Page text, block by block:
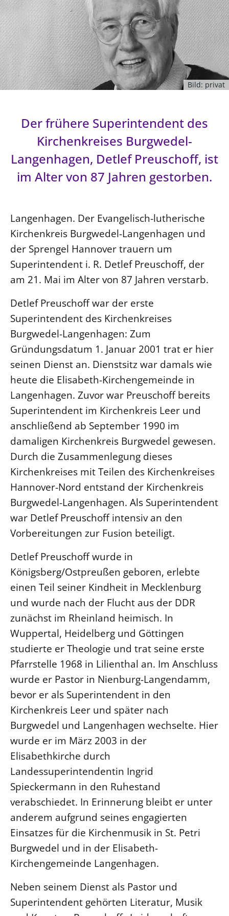
Bild: privat
Der frühere Superintendent des
Kirchenkreises Burgwedel-
Langenhagen, Detlef Preuschoff, ist
im Alter von 87 Jahren gestorben.
Langenhagen. Der Evangelisch-lutherische
Kirchenkreis Burgwedel-Langenhagen und
der Sprengel Hannover trauern um
Superintendent i. R. Detlef Preuschoff, der
am 21. Mai im Alter von 87 Jahren verstarb.
Detlef Preuschoff war der erste
Superintendent des Kirchenkreises
Burgwedel-Langenhagen: Zum
Gründungsdatum 1. Januar 2001 trat er hier
seinen Dienst an. Dienstsitz war damals wie
heute die Elisabeth-Kirchengemeinde in
Langenhagen. Zuvor war Preuschoff bereits
Superintendent im Kirchenkreis Leer und
anschließend ab September 1990 im
damaligen Kirchenkreis Burgwedel gewesen.
Durch die Zusammenlegung dieses
Kirchenkreises mit Teilen des Kirchenkreises
Hannover-Nord entstand der Kirchenkreis
Burgwedel-Langenhagen. Als Superintendent
war Detlef Preuschoff intensiv an den
Vorbereitungen zur Fusion beteiligt.
Detlef Preuschoff wurde in
Königsberg/Ostpreußen geboren, erlebte
einen Teil seiner Kindheit in Mecklenburg
und wurde nach der Flucht aus der DDR
zunächst im Rheinland heimisch. In
Wuppertal, Heidelberg und Göttingen
studierte er Theologie und trat seine erste
Pfarrstelle 1968 in Lilienthal an. Im Anschluss
wurde er Pastor in Nienburg-Langendamm,
bevor er als Superintendent in den
Kirchenkreis Leer und später nach
Burgwedel und Langenhagen wechselte. Hier
wurde er im März 2003 in der
Elisabethkirche durch
Landessuperintendentin Ingrid
Spieckermann in den Ruhestand
verabschiedet. In Erinnerung bleibt er unter
anderem aufgrund seines engagierten
Einsatzes für die Kirchenmusik in St. Petri
Burgwedel und in der Elisabeth-
Kirchengemeinde Langenhagen.
Neben seinem Dienst als Pastor und
Superintendent gehörten Literatur, Musik
Kirche und Finanzen
Personalausschuss
LANDESKIRCHENAMT
Willkommen
Kollegium
Rechnungsprüfungsamt
Fachstelle Sexualisierte Gewalt
Beschwerdestellen
Kirchenämter
Geschäftsstelle Landessynode
LANDESSYNODE
27. Landessynode
Kontakt
Hintergrund
MITARBEIT
Ehrenamt
Beruf
Freie Stellen
BIBLIOTHEK & ARCHIV
SERVICE
Älterwerden im Pfarrberuf
Beteiligungsverfahren
Beschwerdestellen
Ephoralbüro
Finanzplanung
Fundraising
IT-Service
Corporate Design
Interventionsplan
Jahresgespräche
Kantine Speiseplan
Kirchliches Amtsblatt
Kirchliche Verwaltung
Klimaschutzgesetz
Kunstreferat
NKVK
Öffentlichkeitsarbeit
Personalausschuss
Projektmanagement
Recht
Terminstundenplaner
Evangelische Kirche
Lutherische Kirche
Glaubensbekenntnis
Positionen
Ökumene
Gegen Gewalt
KLIMASCHUTZ
Nachhaltigkeit
Erneuerbare Energien
Mobilität
Gebäude
Impressum
Datenschutz
Kontakt
Barrierefreiheit
Presse
Freie Stellen
Suche